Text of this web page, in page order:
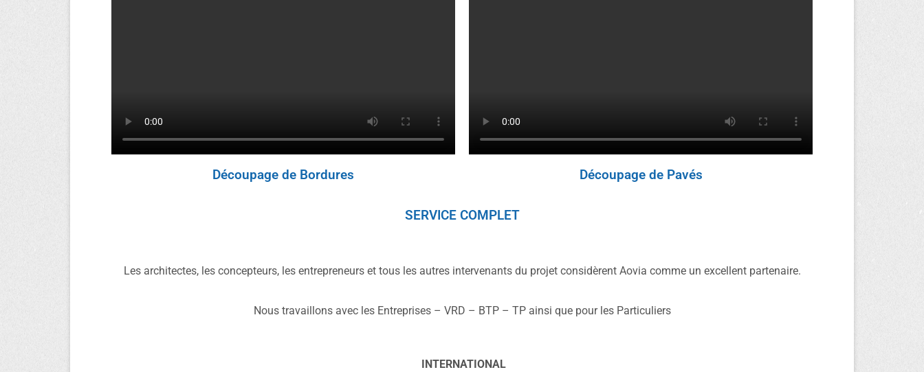
Découpage de Bordures Découpage de Pavés
SERVICE COMPLET
Les architectes, les concepteurs, les entrepreneurs et tous les autres intervenants du projet considèrent Aovia comme un excellent partenaire.
Nous travaillons avec les Entreprises – VRD – BTP – TP ainsi que pour les Particuliers
INTERNATIONAL